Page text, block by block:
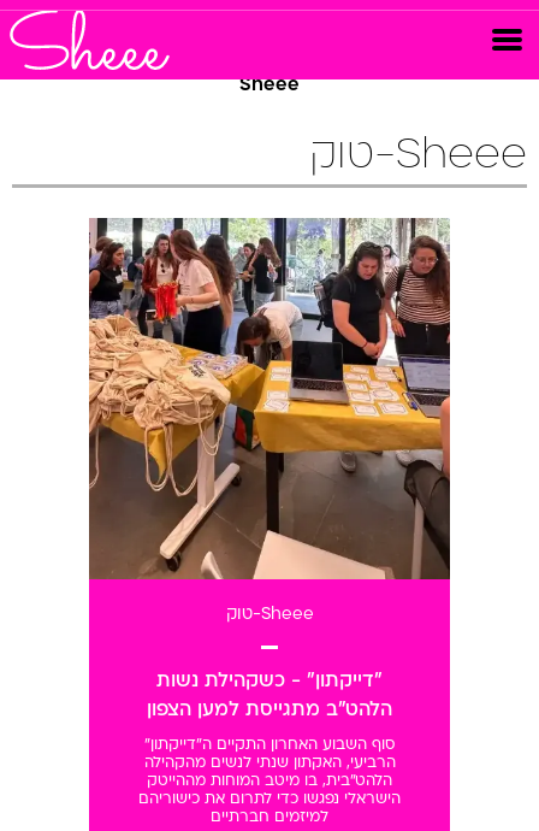
Sheee
Sheee-טוק
Sheee-טוק
"דייקתון" - כשקהילת נשות
הלהט"ב מתגייסת למען הצפון
סוף השבוע האחרון התקיים ה"דייקתון"
הרביעי, האקתון שנתי לנשים מהקהילה
הלהט"בית, בו מיטב המוחות מההייטק
הישראלי נפגשו כדי לתרום את כישוריהם
למיזמים חברתיים